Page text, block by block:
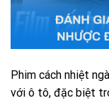
Phim cách nhiệt
với ô tô, đặc biệt